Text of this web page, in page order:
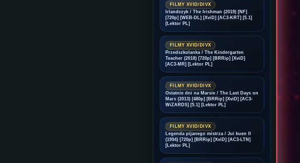
FILMY XVID/DIVX
Irlandczyk / The Irishman (2019) [NF]
[720p] [WEB-DL] [XviD] [AC3-KRT] [5.1]
[Lektor PL]
FILMY XVID/DIVX
Przedszkolanka / The Kindergarten
Teacher (2018) [720p] [BRRip] [XviD]
[AC3-MR] [Lektor PL]
FILMY XVID/DIVX
Ostatnie dni na Marsie / The Last Days on
Mars (2013) [480p] [BRRip] [XviD] [AC3-
WiZARDS] [5.1] [Lektor PL]
FILMY XVID/DIVX
Legenda pijanego mistrza / Jui kuen II
(1994) [720p] [BRRip] [XviD] [AC3-LTN]
[Lektor PL]